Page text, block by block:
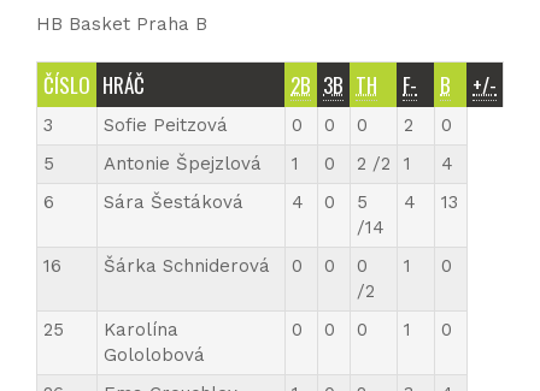
HB Basket Praha B
ČÍSLO HRÁČ 2B 3B TH F- B +/-
3 Sofie Peitzová 0 0 0 2
0
5
Antonie Špejzlová 1 0 2 /2 1
4
6
Sára Šestáková 4 0
5
/14
4 13
16 Šárka Schniderová 0 0
0
/2
1 0
25
Karolína
Gololobová
0 0 0 1 0